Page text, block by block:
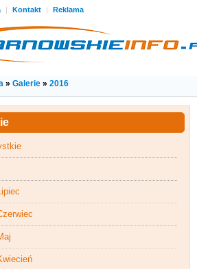
| Kontakt | Reklama
» Galerie » 2016